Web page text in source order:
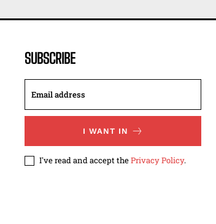
SUBSCRIBE
I WANT IN
I've read and accept thePrivacy Policy.